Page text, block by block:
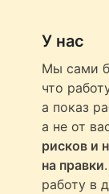
У нас
Мы сами
что
а показ
а не от
рисков и
на правки
работу в